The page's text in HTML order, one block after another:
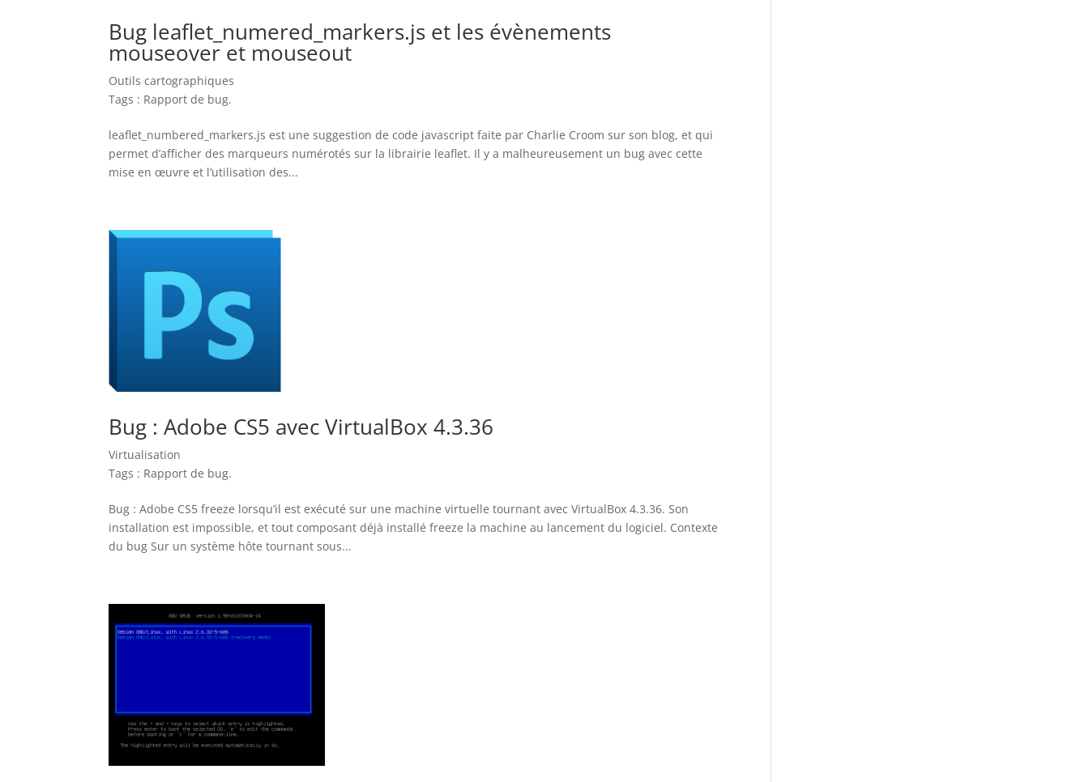
Bug leaflet_numered_markers.js et les évènements
mouseover et mouseout
Outils cartographiques
Tags : Rapport de bug.
leaflet_numbered_markers.js est une suggestion de code javascript faite par Charlie Croom sur son blog, et qui
permet d’afficher des marqueurs numérotés sur la librairie leaflet. Il y a malheureusement un bug avec cette
mise en œuvre et l’utilisation des...
Bug : Adobe CS5 avec VirtualBox 4.3.36
Virtualisation
Tags : Rapport de bug.
Bug : Adobe CS5 freeze lorsqu’il est exécuté sur une machine virtuelle tournant avec VirtualBox 4.3.36. Son
installation est impossible, et tout composant déjà installé freeze la machine au lancement du logiciel. Contexte
du bug Sur un système hôte tournant sous...